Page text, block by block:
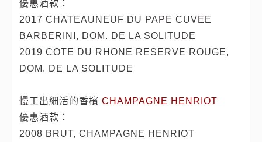
優惠酒款：
2017 CHATEAUNEUF DU PAPE CUVEE
BARBERINI, DOM. DE LA SOLITUDE
2019 COTE DU RHONE RESERVE ROUGE,
DOM. DE LA SOLITUDE
慢工出細活的香檳CHAMPAGNE HENRIOT
優惠酒款：
2008 BRUT, CHAMPAGNE HENRIOT